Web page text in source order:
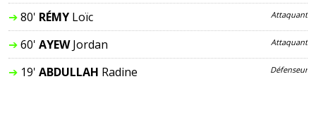
➔80' RÉMY Loïc Attaquant
➔60' AYEW Jordan Attaquant
➔19' ABDULLAH Rafidine Défenseur